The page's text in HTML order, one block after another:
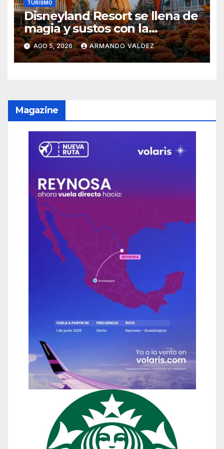
TURISMO
Disneyland Resort se llena de
magia y sustos con la
temporada de Halloween
2026
AGO 5, 2026 ARMANDO VALDEZ
Magazine